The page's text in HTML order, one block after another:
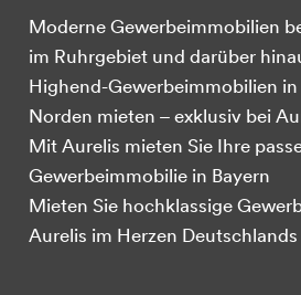
Moderne Gewerbeimmobilien
im Ruhrgebiet und darüber
Highend-Gewerbeimmobilien
Norden mieten – exklusiv bei
Mit Aurelis mieten Sie Ihre
Gewerbeimmobilie in Bayern
Mieten Sie hochklassige
Aurelis im Herzen Deutschlands